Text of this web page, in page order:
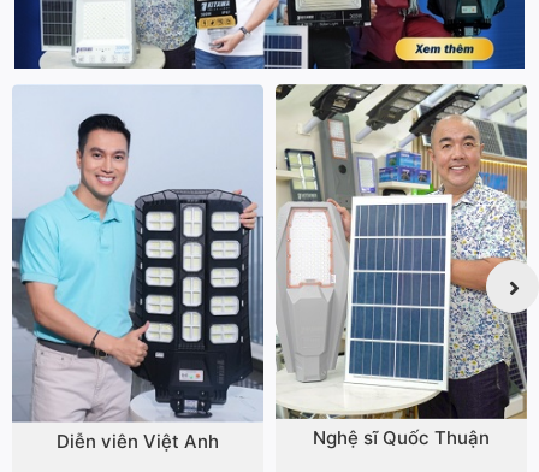
Diễn viên Việt Anh Nghệ sĩ Quốc Thuận